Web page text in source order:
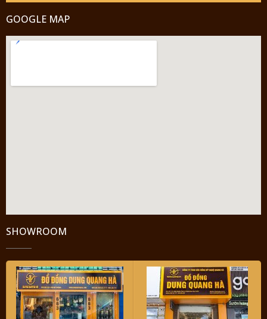
GOOGLE MAP
SHOWROOM